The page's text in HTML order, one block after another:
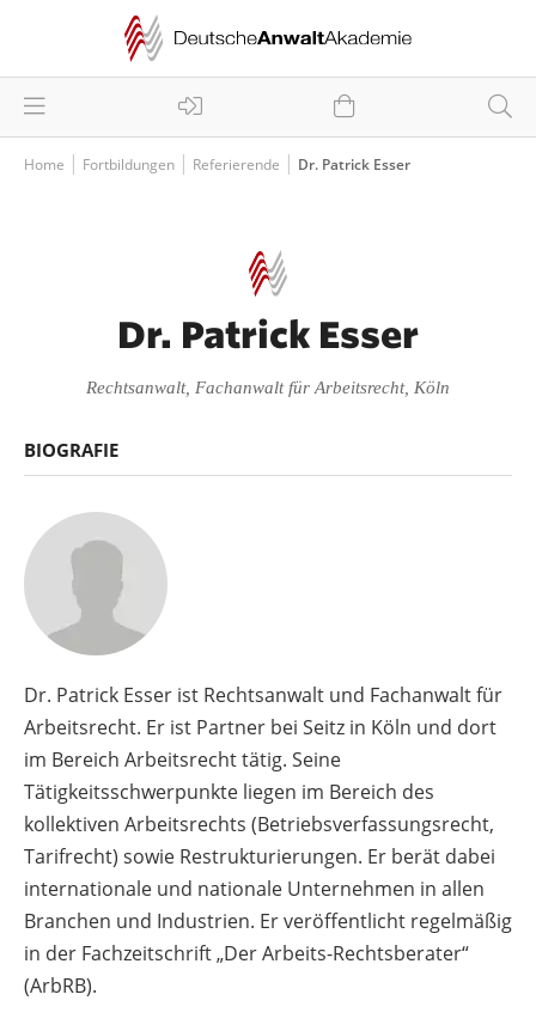
Home Fortbildungen Referierende Dr. Patrick Esser
Dr. Patrick Esser
Rechtsanwalt, Fachanwalt für Arbeitsrecht, Köln
BIOGRAFIE
Dr. Patrick Esser ist Rechtsanwalt und Fachanwalt für
Arbeitsrecht. Er ist Partner bei Seitz in Köln und dort
im Bereich Arbeitsrecht tätig. Seine
Tätigkeitsschwerpunkte liegen im Bereich des
kollektiven Arbeitsrechts (Betriebsverfassungsrecht,
Tarifrecht) sowie Restrukturierungen. Er berät dabei
internationale und nationale Unternehmen in allen
Branchen und Industrien. Er veröffentlicht regelmäßig
in der Fachzeitschrift „Der Arbeits-Rechtsberater“
(ArbRB).